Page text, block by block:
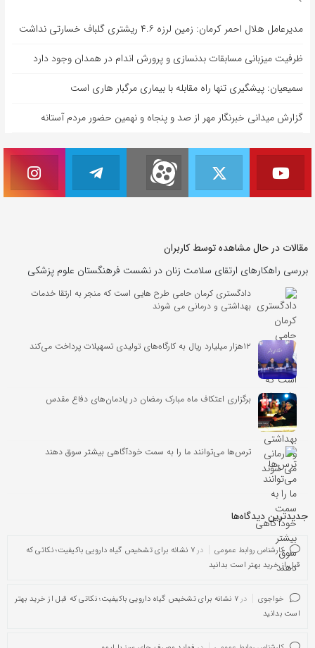
مدیرعامل هلال احمر کرمان: زمین لرزه ۴.۶ ریشتری گلباف خسارتی نداشت
ظرفیت میزبانی مسابقات بدنسازی و پرورش اندام در همدان وجود دارد
سمیعیان: پیشگیری تنها راه مقابله با بیماری مرگبار هاری است
گزارش میدانی خبرنگار مهر از صد و پنجاه و نهمین حضور مردم آستانه
مقالات در حال مشاهده توسط کاربران
بررسی راهکارهای ارتقای سلامت زنان در نشست فرهنگستان علوم پزشکی
دادگستری کرمان حامی طرح هایی است که منجر به ارتقا خدمات
بهداشتی و درمانی می شوند
۱۲هزار میلیارد ریال به کارگاه‌های تولیدی تسهیلات پرداخت می‌کند
برگزاری اعتکاف ماه مبارک رمضان در یادمان‌های دفاع مقدس
ترس‌ها می‌توانند ما را به سمت خودآگاهی بیشتر سوق دهند
جدیدترین دیدگاه‌‌ها
کارشناس روابط عمومی در
۷ نشانه برای تشخیص گیاه دارویی باکیفیت؛ نکاتی که
قبل از خرید بهتر است بدانید
خواجوی در
۷ نشانه برای تشخیص گیاه دارویی باکیفیت؛ نکاتی که قبل از خرید بهتر
است بدانید